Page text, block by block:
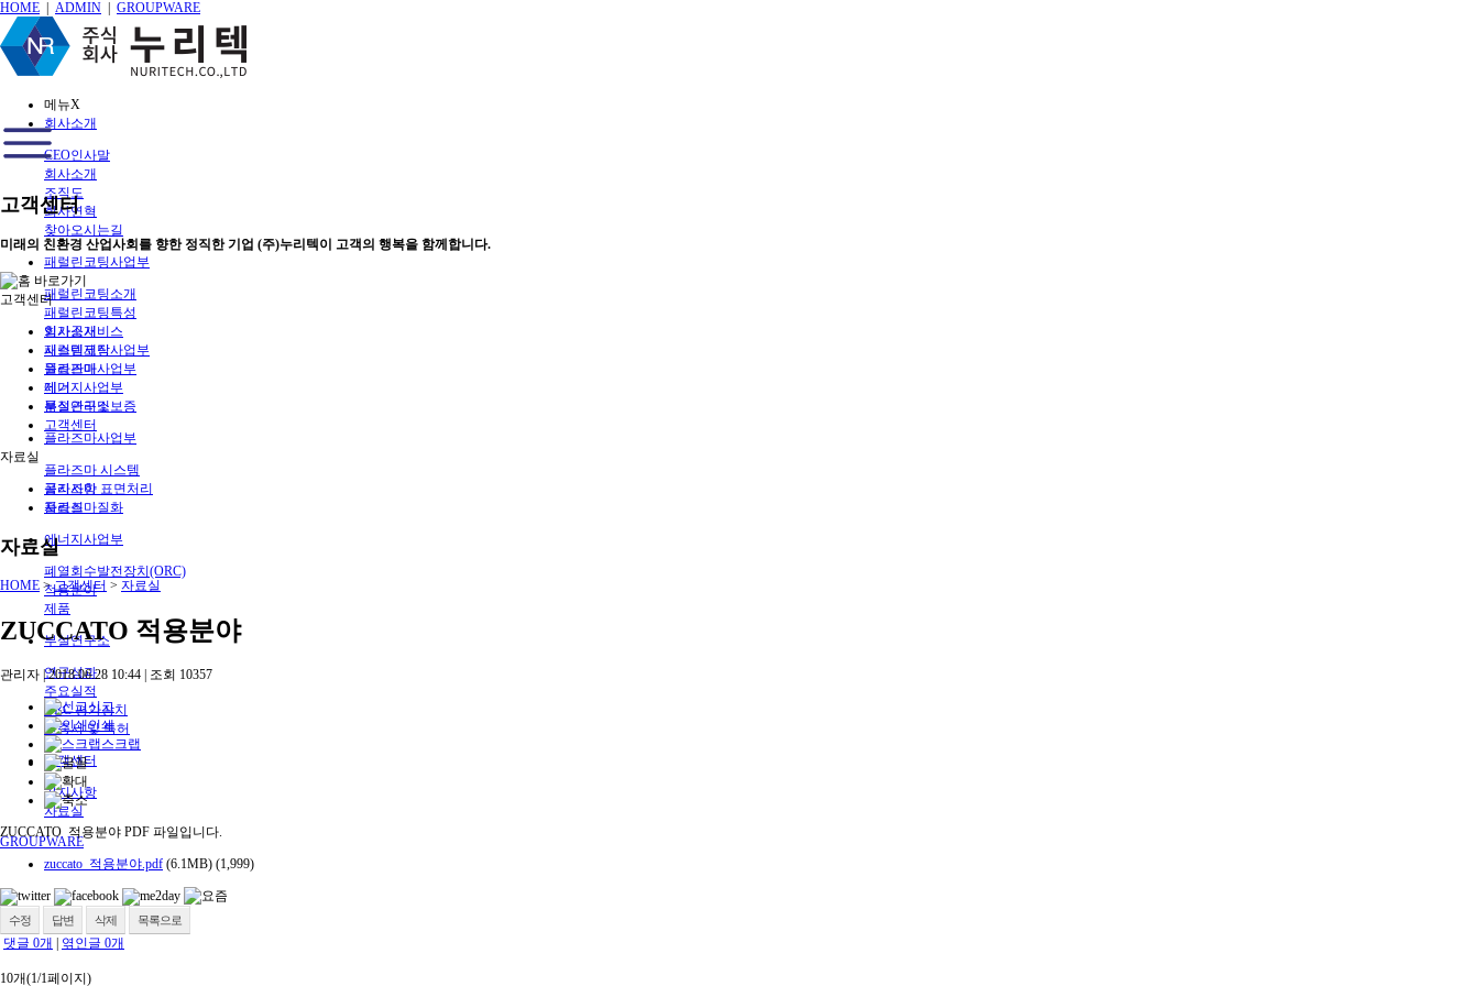
HOME ADMIN GROUPWARE
메뉴X
회사소개
CEO인사말
회사소개
조직도
회사연혁
찾아오시는길
패럴린코팅사업부
패럴린코팅소개
패럴린코팅특성
임가공서비스
시스템제작
원료판매
제거
품질관리및보증
플라즈마사업부
플라즈마 시스템
플라즈마 표면처리
플라즈마질화
에너지사업부
폐열회수발전장치(ORC)
적용분야
제품
부설연구소
연구성과
주요실적
ORC 평가장치
인증서 및 특허
고객센터
공지사항
자료실
GROUPWARE
고객센터
미래의 친환경 산업사회를 향한 정직한 기업 (주)누리텍이 고객의 행복을 함께합니다.
고객센터
회사소개
패럴린코팅사업부
플라즈마사업부
에너지사업부
부설연구소
고객센터
자료실
공지사항
자료실
자료실
HOME >고객센터 > 자료실
ZUCCATO 적용분야
관리자 |2018.06.28 10:44 | 조회 10357
신고
인쇄
스크랩
ZUCCATO 적용분야 PDF 파일입니다.
zuccato_적용분야.pdf (6.1MB) (1,999)
수정 답변 삭제 목록으로
댓글 0개 | 엮인글 0개
10개(1/1페이지)